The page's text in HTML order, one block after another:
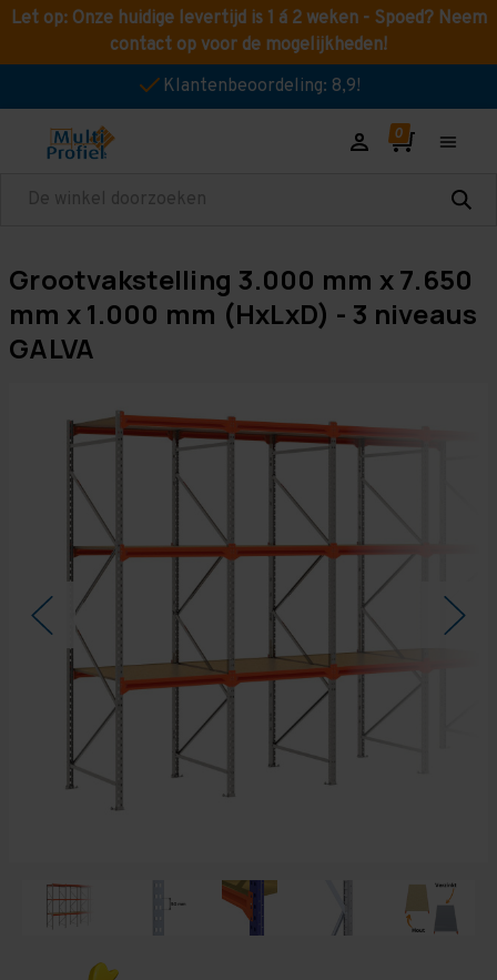
Let op: Onze huidige levertijd is 1 á 2 weken - Spoed? Neem
contact op voor de mogelijkheden!
Klantenbeoordeling: 8,9!
Zoeken
Grootvakstelling 3.000 mm x 7.650
mm x 1.000 mm (HxLxD) - 3 niveaus
GALVA